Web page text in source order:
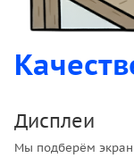
Дисплеи
Мы подберём